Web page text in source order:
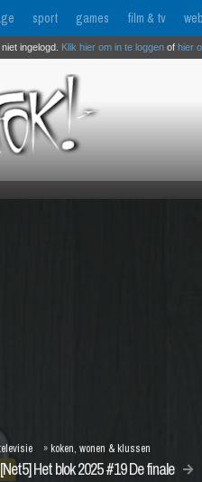
sport games film & tv
ingelogd. Klik hier om in te loggen of hier
[Net5] Het blok 2025 #19 De finale
» koken, wonen & klussen